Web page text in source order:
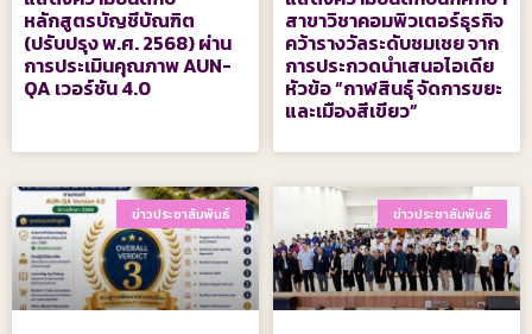
หลักสูตรบัญชีบัณฑิต
(ปรับปรุง พ.ศ. 2568) ผ่าน
การประเมินคุณภาพ AUN-
QA เวอร์ชัน 4.0
สาขาวิชาคอมพิวเตอร์ธุรกิจ
คว้ารางวัลระดับชมเชย จาก
การประกวดนำเสนอไอเดีย
หัวข้อ “กาฬสินธุ์ จัดการขยะ
และเมืองสีเขียว”
ข่าวประชาสัมพันธ์ ข่าวประชาสัมพันธ์